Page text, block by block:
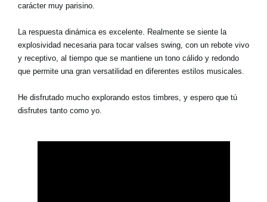
carácter muy parisino.
La respuesta dinámica es excelente. Realmente se siente la
explosividad necesaria para tocar valses swing, con un rebote vivo
y receptivo, al tiempo que se mantiene un tono cálido y redondo
que permite una gran versatilidad en diferentes estilos musicales.
He disfrutado mucho explorando estos timbres, y espero que tú
disfrutes tanto como yo.